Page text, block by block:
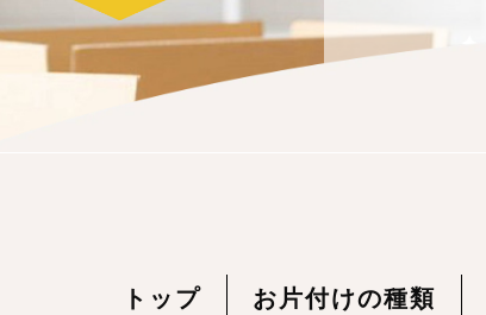
トップ お片付けの種類